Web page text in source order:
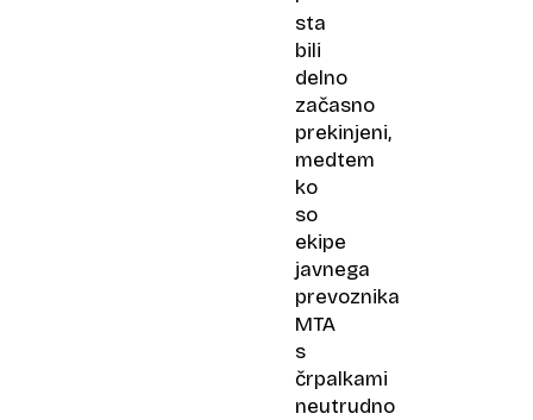
sta
bili
delno
začasno
prekinjeni,
medtem
ko
so
ekipe
javnega
prevoznika
MTA
s
črpalkami
neutrudno